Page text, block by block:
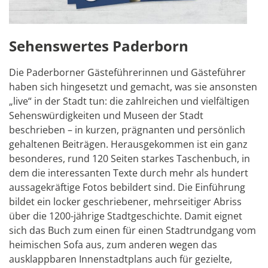
Sehenswertes Paderborn
Die Paderborner Gästeführerinnen und Gästeführer
haben sich hingesetzt und gemacht, was sie ansonsten
„live“ in der Stadt tun: die zahlreichen und vielfältigen
Sehenswürdigkeiten und Museen der Stadt
beschrieben – in kurzen, prägnanten und persönlich
gehaltenen Beiträgen. Herausgekommen ist ein ganz
besonderes, rund 120 Seiten starkes Taschenbuch, in
dem die interessanten Texte durch mehr als hundert
aussagekräftige Fotos bebildert sind. Die Einführung
bildet ein locker geschriebener, mehrseitiger Abriss
über die 1200-jährige Stadtgeschichte. Damit eignet
sich das Buch zum einen für einen Stadtrundgang vom
heimischen Sofa aus, zum anderen wegen das
ausklappbaren Innenstadtplans auch für gezielte,